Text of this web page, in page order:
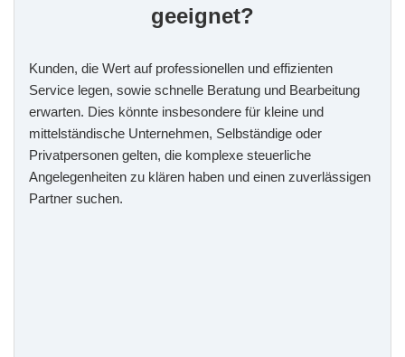
geeignet?
Kunden, die Wert auf professionellen und effizienten
Service legen, sowie schnelle Beratung und Bearbeitung
erwarten. Dies könnte insbesondere für kleine und
mittelständische Unternehmen, Selbständige oder
Privatpersonen gelten, die komplexe steuerliche
Angelegenheiten zu klären haben und einen zuverlässigen
Partner suchen.